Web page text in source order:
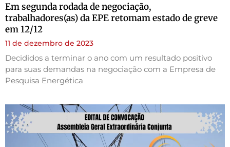
Em segunda rodada de negociação,
trabalhadores(as) da EPE retomam estado de greve
em 12/12
11 de dezembro de 2023
Decididos a terminar o ano com um resultado positivo
para suas demandas na negociação com a Empresa de
Pesquisa Energética